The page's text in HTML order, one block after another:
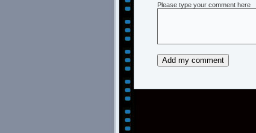
Please type your comment here